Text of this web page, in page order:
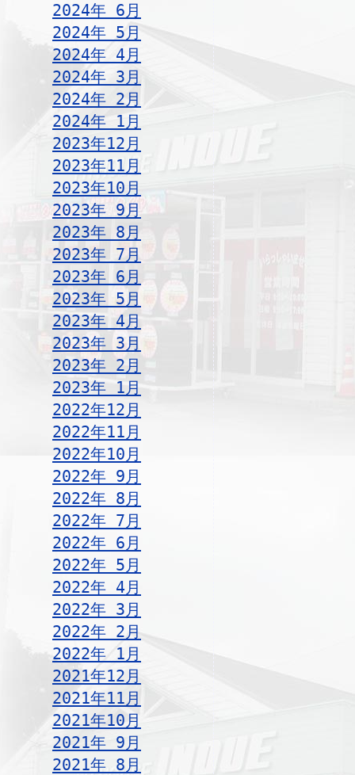
2024年 6月
2024年 5月
2024年 4月
2024年 3月
2024年 2月
2024年 1月
2023年12月
2023年11月
2023年10月
2023年 9月
2023年 8月
2023年 7月
2023年 6月
2023年 5月
2023年 4月
2023年 3月
2023年 2月
2023年 1月
2022年12月
2022年11月
2022年10月
2022年 9月
2022年 8月
2022年 7月
2022年 6月
2022年 5月
2022年 4月
2022年 3月
2022年 2月
2022年 1月
2021年12月
2021年11月
2021年10月
2021年 9月
2021年 8月